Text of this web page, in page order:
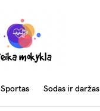
Sportas Sodas ir daržas